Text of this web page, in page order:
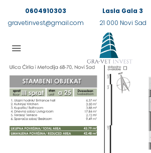
0604910303
gravetinvest@gmail.com
Lasla Gala 3
21 000 Novi Sad